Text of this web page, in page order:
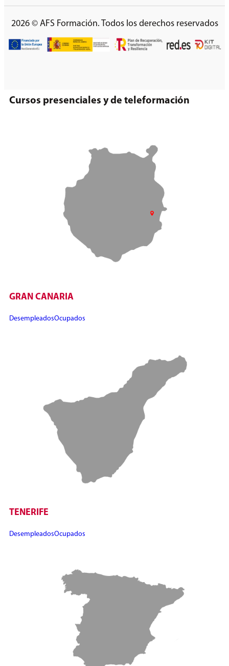
2026 © AFS Formación. Todos los derechos reservados
Cursos presenciales y de teleformación
GRAN CANARIA
DesempleadosOcupados
TENERIFE
DesempleadosOcupados